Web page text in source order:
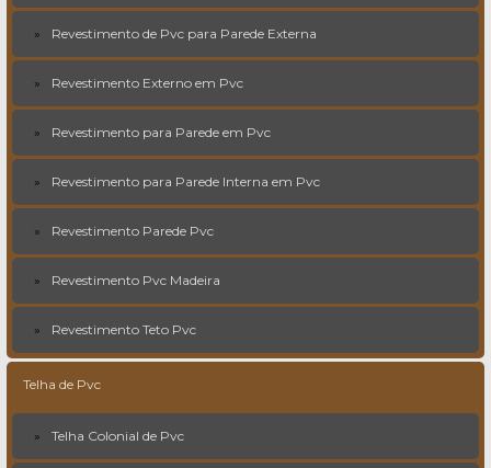
Revestimento de Pvc para Parede Externa
Revestimento Externo em Pvc
Revestimento para Parede em Pvc
Revestimento para Parede Interna em Pvc
Revestimento Parede Pvc
Revestimento Pvc Madeira
Revestimento Teto Pvc
Telha de Pvc
Telha Colonial de Pvc